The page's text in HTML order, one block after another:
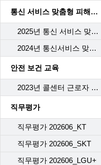
통신 서비스 맞춤형 피해 구제 교육
2025년 통신 서비스 맞춤형 피해 구제 교육
2024년 통신서비스 맞춤형 피해구제 항목에 대한 교육
안전 보건 교육
2023년 콜센터 근로자 안전보건 교육
직무평가
직무평가 202606_KT
직무평가 202606_SKT
직무평가 202606_LGU+